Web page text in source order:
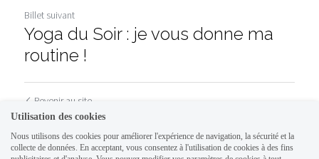
Billet suivant
Yoga du Soir : je vous donne ma
routine !
Revenir au site
Utilisation des cookies
Nous utilisons des cookies pour améliorer l'expérience de navigation, la sécurité et la
collecte de données. En acceptant, vous consentez à l'utilisation de cookies à des fins